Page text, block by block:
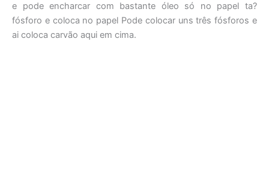
e pode encharcar com bastante óleo só no papel ta?
fósforo e coloca no papel Pode colocar uns três fósforos e
ai coloca carvão aqui em cima.